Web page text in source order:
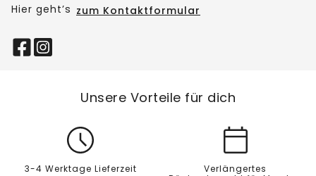
Hier geht’s zum Kontaktformular
Unsere Vorteile für dich
3-4 Werktage Lieferzeit
Verlängertes